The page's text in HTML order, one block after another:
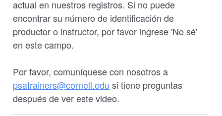
actual en nuestros registros. Si no puede
encontrar su número de identificación de
productor o instructor, por favor ingrese 'No sé'
en este campo.
Por favor, comuníquese con nosotros a
psatrainers@cornell.edu si tiene preguntas
después de ver este video.